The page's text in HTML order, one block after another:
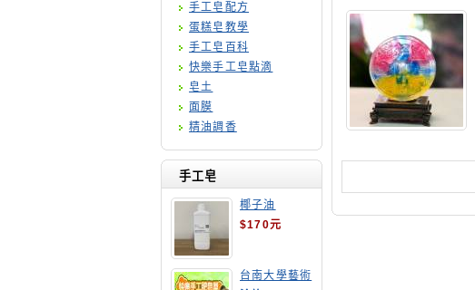
手工皂配方
蛋糕皂教學
手工皂百科
快樂手工皂點滴
皂土
面膜
精油調香
手工皂
椰子油
$170元
台南大學藝術